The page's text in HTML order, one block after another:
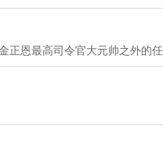
正恩最高司令官大元帅之外的